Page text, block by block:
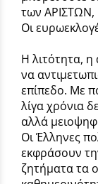
των ΑΡΙΣΤΩΝ,
Οι
Η λιτότητα, η
να
επίπεδο. Με
λίγα χρόνια
αλλά
Οι Έλληνες
εκφράσουν
ζητήματα τα